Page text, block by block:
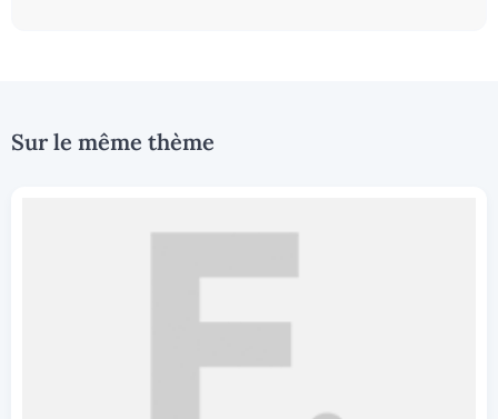
Sur le même thème